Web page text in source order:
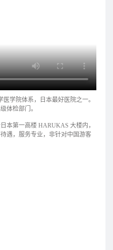
学院体系，日本最好医院之一。
体检部门。
本第一高楼 HARUKAS 大楼内，
遇，服务专业，非针对中国游客